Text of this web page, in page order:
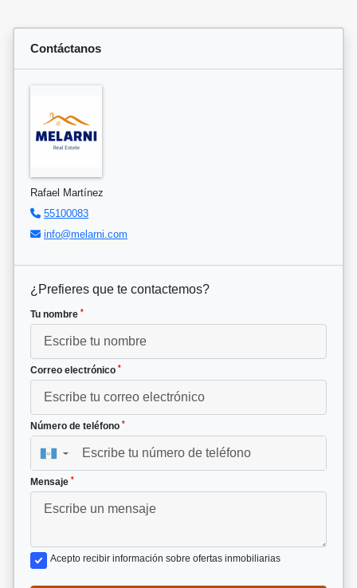
Contáctanos
Rafael Martínez
55100083
info@melarni.com
¿Prefieres que te contactemos?
Tu nombre *
Correo electrónico *
Número de teléfono *
▼
Mensaje *
Acepto recibir información sobre ofertas inmobiliarias